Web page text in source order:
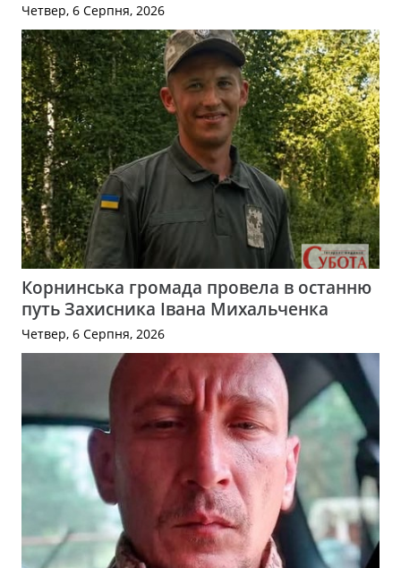
Четвер, 6 Серпня, 2026
Корнинська громада провела в останню
путь Захисника Івана Михальченка
Четвер, 6 Серпня, 2026